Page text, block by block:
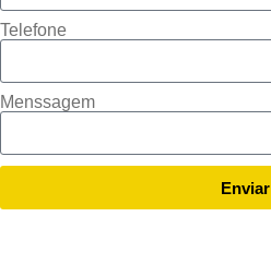
Telefone
Menssagem
Enviar